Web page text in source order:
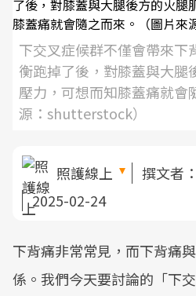
下交叉症候群不僅會帶來下
衡跑掉了後，對膝蓋與大腿
壓力，可想而知膝蓋痛就會
源：shutterstock）
照護線上 撰文者：
2025-02-24
下背痛非常常見，而下背痛
係。我們今天要討論的「下